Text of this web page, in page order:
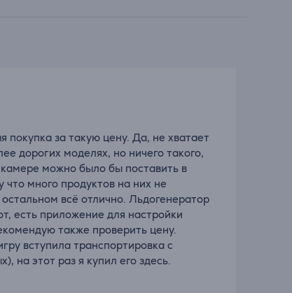
за такую цену. Да, не хватает
дорогих моделях, но ничего такого,
камере можно было бы поставить в
много продуктов на них не
всё отлично. Льдогенератор
есть приложение для настройки
также проверить цену.
вступила транспортировка с
на этот раз я купил его здесь.